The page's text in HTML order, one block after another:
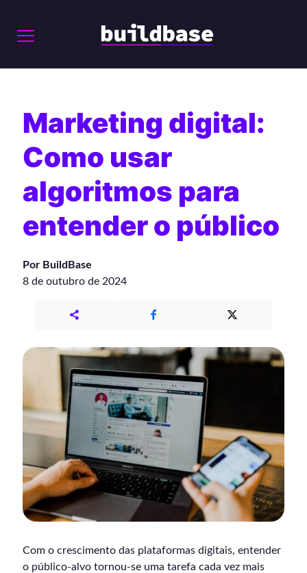
Marketing digital:
Como usar
algoritmos para
entender o público
Por BuildBase
8 de outubro de 2024
Com o crescimento das plataformas digitais, entender
o público-alvo tornou-se uma tarefa cada vez mais